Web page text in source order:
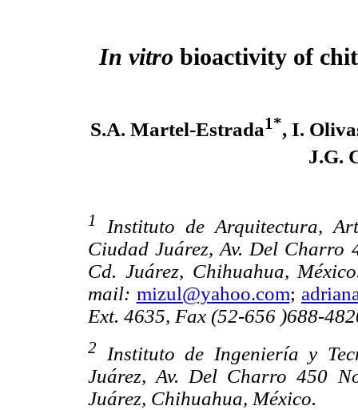
In vitro bioactivity of
S.A. Martel-Estrada1*, I.
J.G.
1
Instituto de Arquitectura,
Ciudad Juárez, Av. Del Charro
Cd. Juárez, Chihuahua,
mail: mizul@yahoo.com;
Ext. 4635, Fax (52-656 )688-
2
Instituto de Ingeniería y
Juárez, Av. Del Charro 450
Juárez, Chihuahua, México.